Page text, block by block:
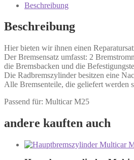
Beschreibung
Beschreibung
Hier bieten wir ihnen einen
Der Bremsensatz umfasst: 2
die Bremsbacken und die
Die Radbremszylinder besitzen eine
Alle Bremsenteile, die geliefert werden
Passend für: Multicar M25
andere kauften auch